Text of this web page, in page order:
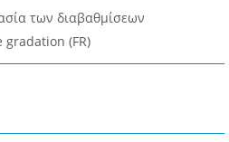
των διαβαθμίσεων
(FR)